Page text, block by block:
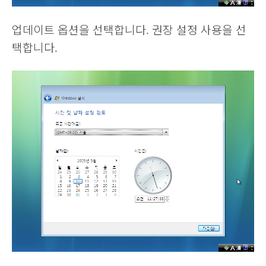
업데이트 옵션을 선택합니다. 권장 설정 사용을 선
택합니다.